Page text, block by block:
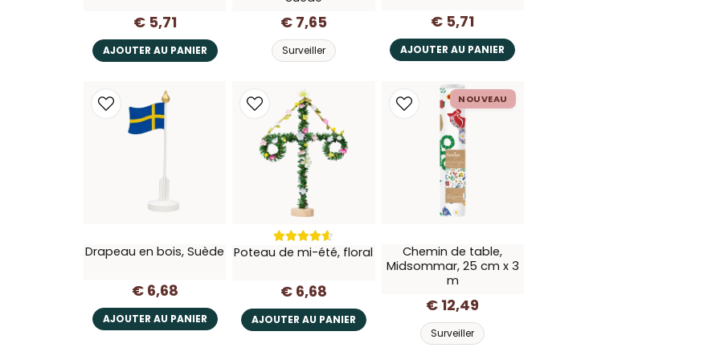
€ 5,71
AJOUTER AU PANIER
€ 7,65
Surveiller
€ 5,71
AJOUTER AU PANIER
Drapeau en bois, Suède
€ 6,68
AJOUTER AU PANIER
Poteau de mi-été, floral
€ 6,68
AJOUTER AU PANIER
Chemin de table,
Midsommar, 25 cm x 3
m
€ 12,49
Surveiller
NOUVEAU